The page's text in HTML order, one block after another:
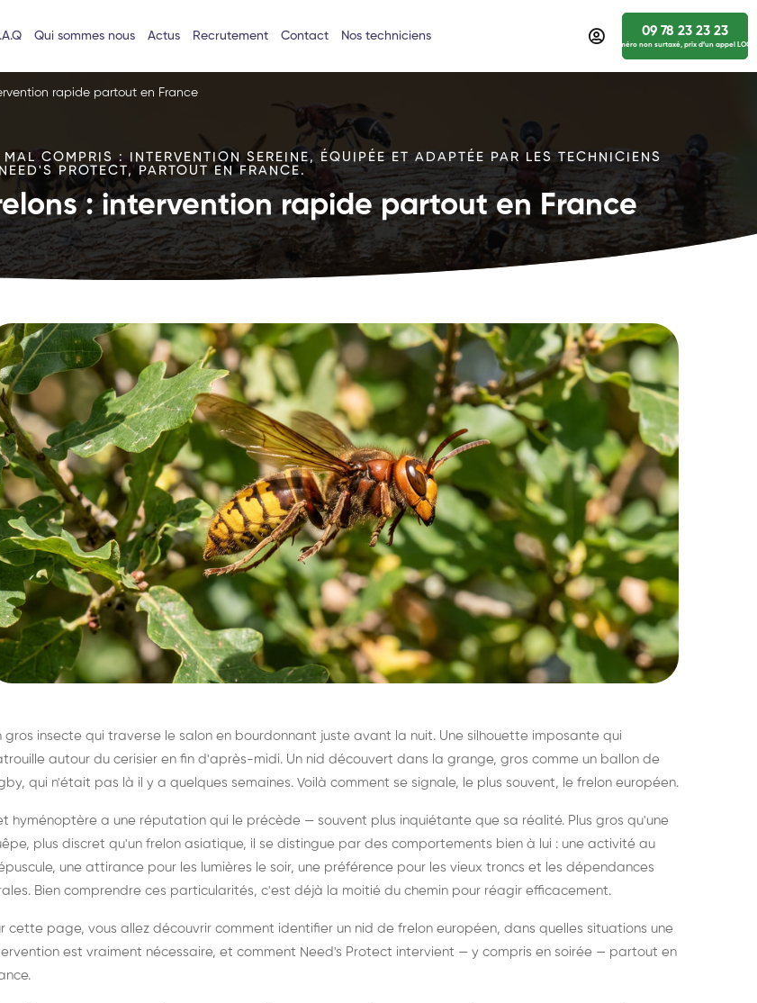
Qui sommes nous Actus Recrutement Contact Nos techniciens 09 78 23 23 23
numéro non surtaxé, prix d’un appel
rapide partout en France
COMPRIS : INTERVENTION SEREINE, ÉQUIPÉE ET ADAPTÉE PAR LES TECHNICIENS
NEED'S PROTECT, PARTOUT EN FRANCE.
: intervention rapide partout en France
Destruction de nid de
frelons asiatiques :
intervention partout en
France
Dératisation : éliminer
durablement rats et
souris, partout en France
gros insecte qui traverse le salon en bourdonnant juste avant la nuit. Une silhouette imposante qui
autour du cerisier en fin d'après-midi. Un nid découvert dans la grange, gros comme un ballon de
qui n'était pas là il y a quelques semaines. Voilà comment se signale, le plus souvent, le frelon européen.
hyménoptère a une réputation qui le précède — souvent plus inquiétante que sa réalité. Plus gros qu'une
plus discret qu'un frelon asiatique, il se distingue par des comportements bien à lui : une activité au
une attirance pour les lumières le soir, une préférence pour les vieux troncs et les dépendances
Bien comprendre ces particularités, c'est déjà la moitié du chemin pour réagir efficacement.
cette page, vous allez découvrir comment identifier un nid de frelon européen, dans quelles situations une
est vraiment nécessaire, et comment Need's Protect intervient — y compris en soirée — partout en